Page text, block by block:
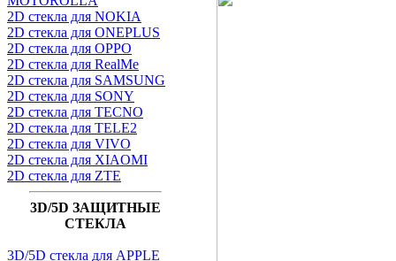
2D стекла для NOKIA
2D стекла для ONEPLUS
2D стекла для OPPO
2D стекла для RealMe
2D стекла для SAMSUNG
2D стекла для SONY
2D стекла для TECNO
2D стекла для TELE2
2D стекла для VIVO
2D стекла для XIAOMI
2D стекла для ZTE
3D/5D ЗАЩИТНЫЕ
СТЕКЛА
3D/5D стекла для APPLE